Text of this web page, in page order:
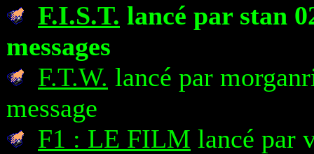
F.I.S.T. lancé par stan
messages
F.T.W. lancé par
message
F1 : LE FILM lancé par